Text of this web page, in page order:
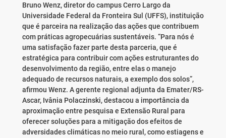
Bruno Wenz, diretor do campus Cerro Largo da
Universidade Federal da Fronteira Sul (UFFS), instituição
que é parceira na realização das ações que contribuem
com práticas agropecuárias sustentáveis. “Para nós é
uma satisfação fazer parte desta parceria, que é
estratégica para contribuir com ações estruturantes do
desenvolvimento da região, entre elas o manejo
adequado de recursos naturais, a exemplo dos solos”,
afirmou Wenz. A gerente regional adjunta da Emater/RS-
Ascar, Ivânia Polaczinski, destacou a importância da
aproximação entre pesquisa e Extensão Rural para
oferecer soluções para a mitigação dos efeitos de
adversidades climáticas no meio rural, como estiagens e